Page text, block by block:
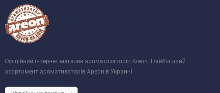
Офіційний інтернет магазин ароматизаторів Areon. Найбільший
асортимент ароматизаторів Ареон в Украині